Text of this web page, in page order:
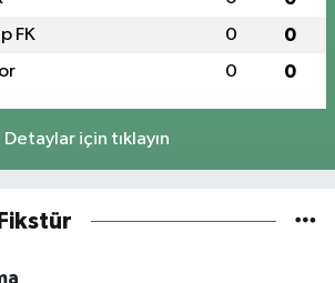
FK 0 0
0 0
Detaylar için tıklayın